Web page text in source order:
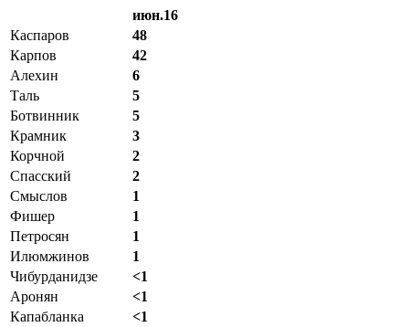
июн.16
Каспаров
48
Карпов
42
Алехин
6
Таль
5
Ботвинник
5
Крамник
3
Корчной
2
Спасский
2
Смыслов
1
Фишер
1
Петросян
1
Илюмжинов
1
Чибурданидзе
<1
Аронян
<1
Капабланка
<1